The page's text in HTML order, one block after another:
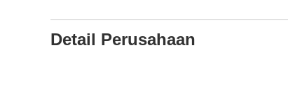
Detail Perusahaan